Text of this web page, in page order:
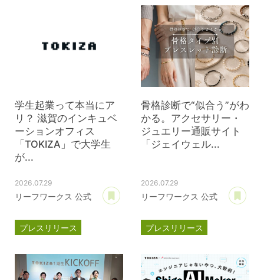
学生起業って本当にア
リ？ 滋賀のインキュベ
ーションオフィス
「TOKIZA」で大学生
が...
2026.07.29
リーフワークス 公式
あとで読む
プレスリリース
骨格診断で“似合う”がわ
かる。アクセサリー・
ジュエリー通販サイト
「ジェイウェル...
2026.07.29
リーフワークス 公式
プレスリリース